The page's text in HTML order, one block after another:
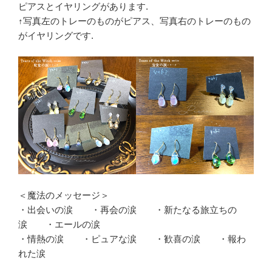
ピアスとイヤリングがあります.
↑写真左のトレーのものがピアス、写真右のトレーのもの
がイヤリングです.
＜魔法のメッセージ＞
・出会いの涙 ・再会の涙 ・新たなる旅立ちの
涙 ・エールの涙
・情熱の涙 ・ピュアな涙 ・歓喜の涙 ・報わ
れた涙